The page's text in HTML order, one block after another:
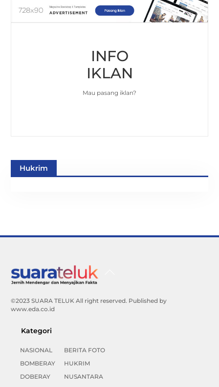
INFO
IKLAN
Mau pasang iklan?
Hukrim
©2023 SUARA TELUK All right reserved. Published by
www.eda.co.id
Kategori
NASIONAL
BOMBERAY
DOBERAY
BERITA FOTO
HUKRIM
NUSANTARA